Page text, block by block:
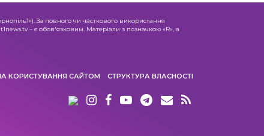
За повного чи часткового використання
– є обов'язковим. Матеріали з позначкою «R», а
КОРИСТУВАННЯ САЙТОМ СТРУКТУРА ВЛАСНОСТІ